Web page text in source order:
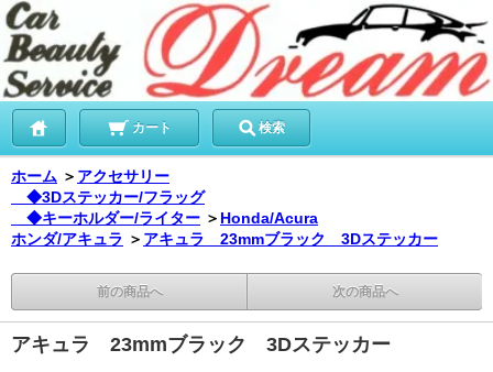
カート 検索
ホーム ＞ アクセサリー
◆3Dステッカー/フラッグ
◆キーホルダー/ライター ＞ Honda/Acura
ホンダ/アキュラ ＞ アキュラ 23mmブラック 3Dステッカー
前の商品へ 次の商品へ
アキュラ 23mmブラック 3Dステッカー